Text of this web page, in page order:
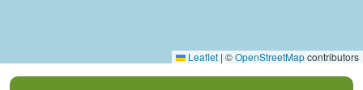
Leaflet | ©OpenStreetMapcontributors